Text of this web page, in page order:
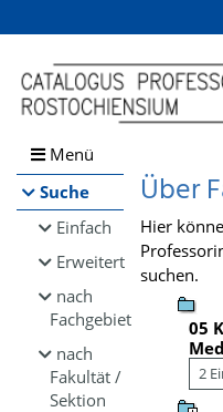
Browsen
direkt zum Inhalt
Menü
Suche
Einfach
Erweitert
nach
Fachgebiet
nach
Fakultät /
Sektion
Über
Hier
suchen.
05
2